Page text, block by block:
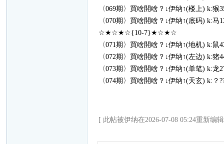
〈069期〉買啥開啥？↓伊纳↑(楼上) k:猴
〈070期〉買啥開啥？↓伊纳↑(底码) k:马
☆★☆★☆{10-7}★☆★☆
〈071期〉買啥開啥？↓伊纳↑(地机) k:鼠
〈072期〉買啥開啥？↓伊纳↑(左边) k:猪
〈073期〉買啥開啥？↓伊纳↑(单笔) k:龙
〈074期〉買啥開啥？↓伊纳↑(天玄) k:？
[ 此帖被伊纳在2026-07-08 05:24重新编